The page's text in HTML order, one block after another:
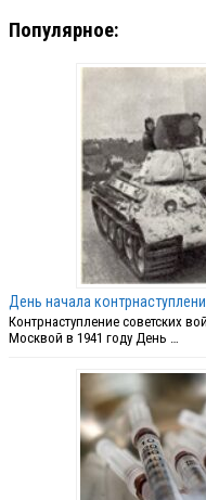
Популярное:
День начала
Контрнаступление советских
Москвой в 1941 году День …